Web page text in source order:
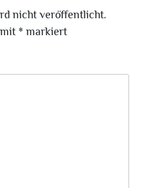
nicht veröffentlicht.
* markiert